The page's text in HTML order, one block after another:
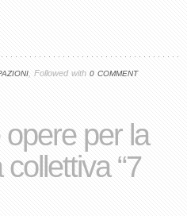
, Followed with 0 COMMENT
opere per la
“7